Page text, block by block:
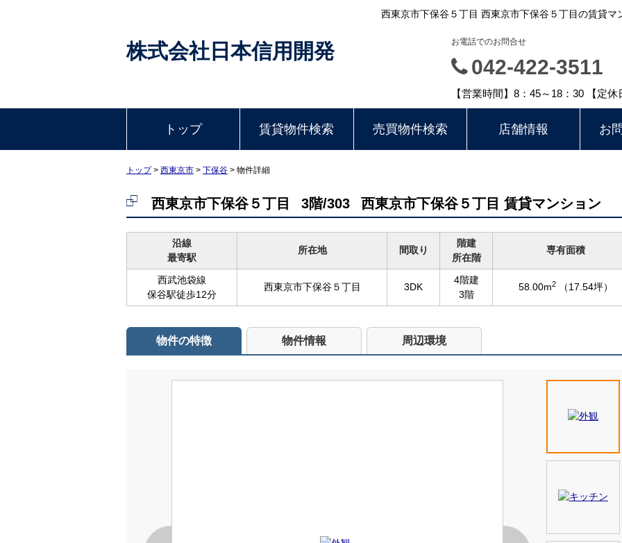
西東京市下保谷５丁目 西東京市下保谷５丁目の賃貸
株式会社日本信用開発 お電話でのお問合せ
042-422-3511
【営業時間】8：45～18：30 【定
トップ 賃貸物件検索 売買物件検索 店舗情報 お
トップ> 西東京市 > 下保谷 > 物件詳細
西東京市下保谷５丁目 3階/303 西東京市下保谷５丁目 賃貸マンション
沿線
最寄駅
所在地 間取り
階建
所在階
専有面積
西武池袋線
保谷駅徒歩12分
西東京市下保谷５丁目 3DK
4階建
3階
58.00m2 （17.54坪）
物件の特徴 物件情報 周辺環境